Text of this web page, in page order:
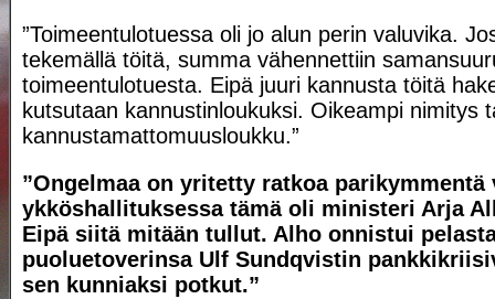
”Toimeentulotuessa oli jo alun perin valuvika.
tekemällä töitä, summa vähennettiin
toimeentulotuesta. Eipä juuri kannusta töitä
kutsutaan kannustinloukuksi. Oikeampi nimitys
kannustamattomuusloukku.”
”Ongelmaa on yritetty ratkoa parikymmentä
ykköshallituksessa tämä oli ministeri Arja
Eipä siitä mitään tullut. Alho onnistui
puoluetoverinsa Ulf Sundqvistin
sen kunniaksi potkut.”